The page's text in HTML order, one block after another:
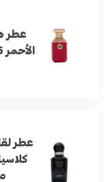
عطر
الأحمر 75 مل
عطر